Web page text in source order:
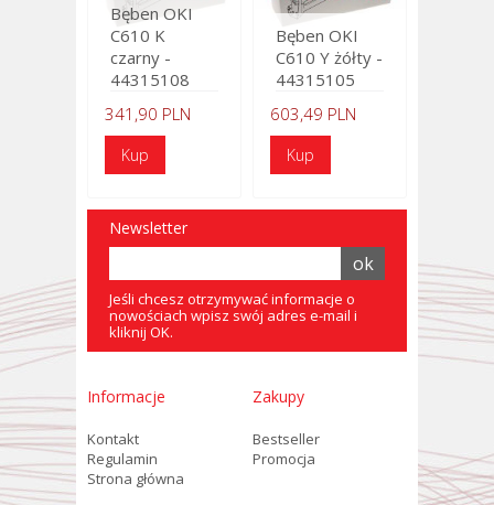
Bęben OKI
C610 K
czarny -
44315108
341,90 PLN
Bęben OKI
C610 Y żółty -
44315105
603,49 PLN
Newsletter
Jeśli chcesz otrzymywać informacje o
nowościach wpisz swój adres e-mail i
kliknij OK.
Informacje
Kontakt
Regulamin
Strona główna
Zakupy
Bestseller
Promocja